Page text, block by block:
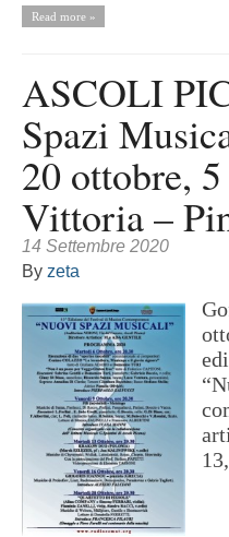
Read more »
ASCOLI
Spazi
20 ottobre,
Vittoria –
14 Settembre 2020
By zeta